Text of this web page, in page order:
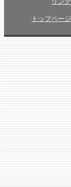
トップページ